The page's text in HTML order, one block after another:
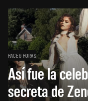
HACE 6 HORAS
Así fue la
secreta de